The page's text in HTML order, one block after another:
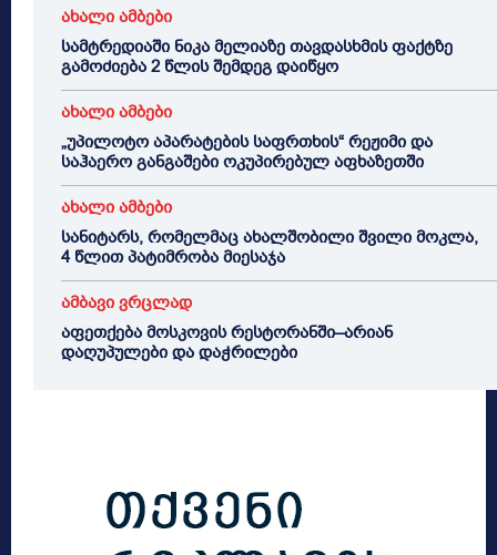
ახალი ამბები
სამტრედიაში ნიკა მელიაზე თავდასხმის ფაქტზე
გამოძიება 2 წლის შემდეგ დაიწყო
ახალი ამბები
„უპილოტო აპარატების საფრთხის“ რეჟიმი და
საჰაერო განგაშები ოკუპირებულ აფხაზეთში
ახალი ამბები
სანიტარს, რომელმაც ახალშობილი შვილი მოკლა,
4 წლით პატიმრობა მიესაჯა
ამბავი ვრცლად
აფეთქება მოსკოვის რესტორანში–არიან
დაღუპულები და დაჭრილები